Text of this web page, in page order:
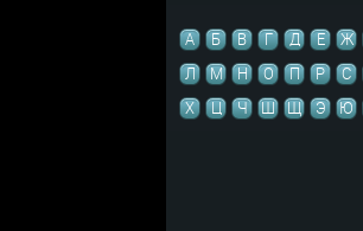
А Б В Г Д Е Ж
Л
М Н О П Р С
Х
Ц Ч Ш Щ Э Ю